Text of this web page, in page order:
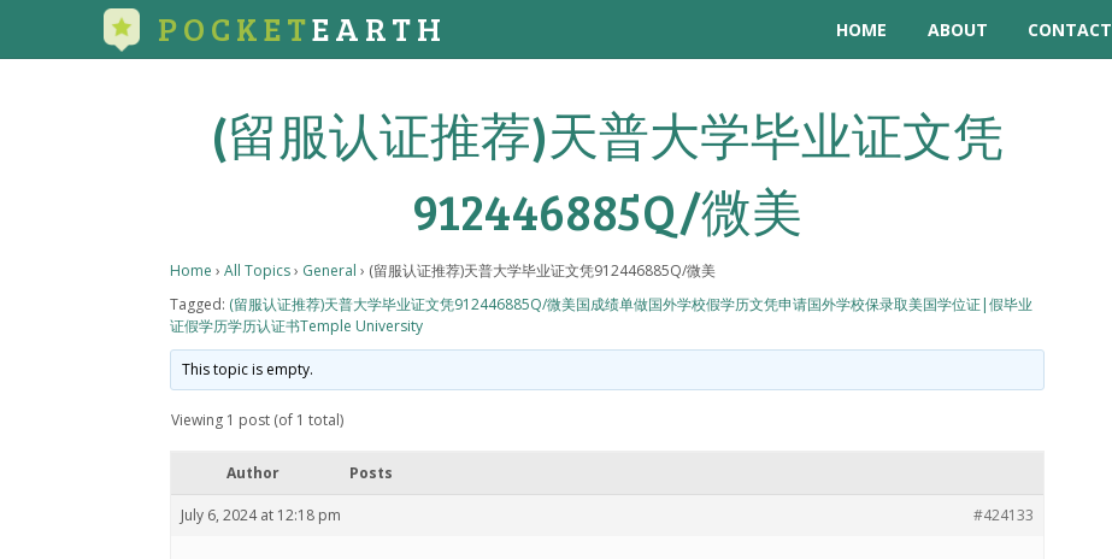
POCKETEARTH HOME ABOUT CONTACT
(留服认证推荐)天普大学毕业证文凭
912446885Q/微美
Home › All Topics› General › (留服认证推荐)天普大学毕业证文凭912446885Q/微美
Tagged: (留服认证推荐)天普大学毕业证文凭912446885Q/微美国成绩单做国外学校假学历文凭申请国外学校保录取美国学位证|假毕业
证假学历学历认证书Temple University
This topic is empty.
Viewing 1 post (of 1 total)
Author Posts
July 6, 2024 at 12:18 pm #424133